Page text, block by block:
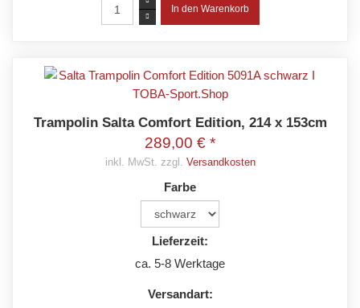
Trampolin Salta Comfort Edition, 214 x 153cm
289,00 € *
inkl. MwSt. zzgl. Versandkosten
Farbe
Lieferzeit:
ca. 5-8 Werktage
Versandart: